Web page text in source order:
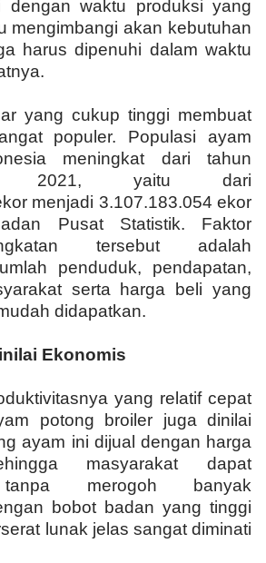
dengan waktu produksi yang
mengimbangi akan kebutuhan
harus dipenuhi dalam waktu
yang cukup tinggi membuat
populer. Populasi ayam
meningkat dari tahun
2021, yaitu dari
menjadi 3.107.183.054 ekor
Pusat Statistik. Faktor
tersebut adalah
penduduk, pendapatan,
serta harga beli yang
didapatkan.
Ekonomis
yang relatif cepat
potong broiler juga dinilai
ayam ini dijual dengan harga
masyarakat dapat
tanpa merogoh banyak
bobot badan yang tinggi
lunak jelas sangat diminati